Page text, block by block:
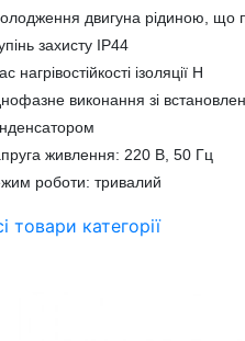
двигуна рідиною, що
захисту IP44
нагрівостійкості ізоляції Н
виконання зі
живлення: 220 В, 50 Гц
роботи: тривалий
товари категорії